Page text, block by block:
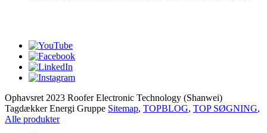
Ophavsret 2023 Roofer Electronic Technology (Shanwei)
Tagdækker Energi Gruppe Sitemap, TOPBLOG, TOP SØGNING,
Alle produkter